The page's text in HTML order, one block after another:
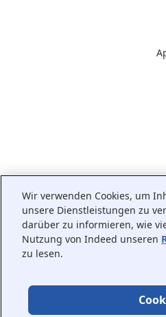
Wir verwenden Cookies, um
unsere Dienstleistungen zu
darüber zu informieren, wie
Nutzung von Indeed unseren
zu lesen.